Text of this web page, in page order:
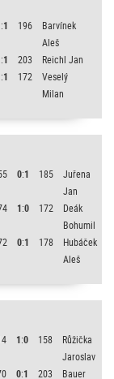
:1 196
Barvínek
Aleš
:1 203
Reichl Jan
:1 172
Veselý
Milan
0:1 185
Juřena
Jan
1:0 172
Deák
Bohumil
0:1 178
Hubáček
Aleš
1:0 158
Růžička
Jaroslav
0:1 203
Bauer